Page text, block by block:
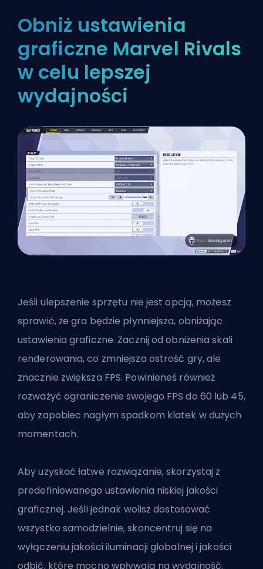
Obniż ustawienia
graficzne Marvel Rivals
w celu lepszej
wydajności
Jeśli ulepszenie sprzętu nie jest opcją, możesz
sprawić, że gra będzie płynniejsza, obniżając
ustawienia graficzne. Zacznij od obniżenia skali
renderowania, co zmniejsza ostrość gry, ale
znacznie zwiększa FPS. Powinieneś również
rozważyć ograniczenie swojego FPS do 60 lub 45,
aby zapobiec nagłym spadkom klatek w dużych
momentach.
Aby uzyskać łatwe rozwiązanie, skorzystaj z
predefiniowanego ustawienia niskiej jakości
graficznej. Jeśli jednak wolisz dostosować
wszystko samodzielnie, skoncentruj się na
wyłączeniu jakości iluminacji globalnej i jakości
odbić, które mocno wpływają na wydajność.